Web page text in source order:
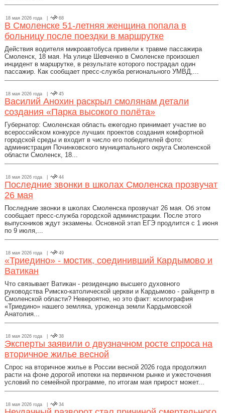
18 мая 2026 года | 68
В Смоленске 51-летняя женщина попала в
больницу после поездки в маршрутке
Действия водителя микроавтобуса привели к травме пассажира
Смоленск, 18 мая. На улице Шевченко в Смоленске произошел
инцидент в маршрутке, в результате которого пострадал один
пассажир. Как сообщает пресс-служба регионального УМВД,...
18 мая 2026 года | 45
Василий Анохин раскрыл смолянам детали
создания «Парка высокого полёта»
Губернатор: Смоленская область ежегодно принимает участие во
всероссийском конкурсе лучших проектов создания комфортной
городской среды и входит в число его победителей фото:
администрация Починковского муниципального округа Смоленской
области Смоленск, 18...
18 мая 2026 года | 44
Последние звонки в школах Смоленска прозвучат
26 мая
Последние звонки в школах Смоленска прозвучат 26 мая. Об этом
сообщает пресс-служба городской администрации. После этого
выпускников ждут экзамены. Основной этап ЕГЭ продлится с 1 июня
по 9 июля,...
18 мая 2026 года | 49
«Триедино» - мостик, соединивший Кардымово и
Ватикан
Что связывает Ватикан - резиденцию высшего духовного
руководства Римско-католической церкви и Кардымово - райцентр в
Смоленской области? Невероятно, но это факт: ксилография
«Триедино» нашего земляка, уроженца земли Кардымовской
Анатолия...
18 мая 2026 года | 38
Эксперты заявили о двузначном росте спроса на
вторичное жилье весной
Спрос на вторичное жилье в России весной 2026 года продолжил
расти на фоне дорогой ипотеки на первичном рынке и ужесточения
условий по семейной программе, по итогам мая прирост может...
18 мая 2026 года | 34